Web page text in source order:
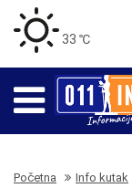
33 ℃
Početna Info kutak